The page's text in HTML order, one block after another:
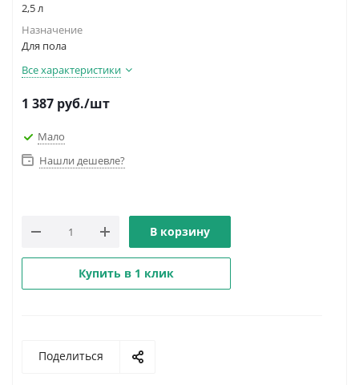
2,5 л
Назначение
Для пола
Все характеристики
1 387 руб./шт
Мало
Нашли дешевле?
В корзину
Купить в 1 клик
Поделиться